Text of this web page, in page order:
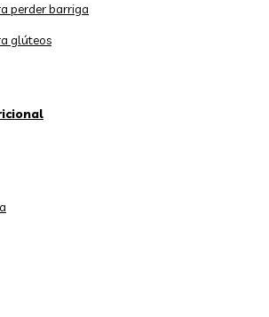
perder barriga
glúteos